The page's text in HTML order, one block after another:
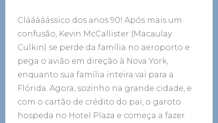
Clááááássico dos anos 90! Após mais um
confusão, Kevin McCallister (Macaulay
Culkin) se perde da família no aeroporto e
pega o avião em direção à Nova York,
enquanto sua família inteira vai para a
Flórida. Agora, sozinho na grande cidade, e
com o cartão de crédito do pai, o garoto
hospeda no Hotel Plaza e começa a fazer